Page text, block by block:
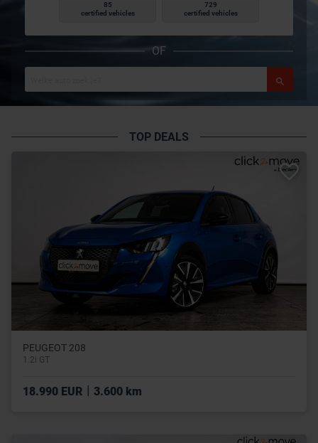
85
certified vehicles
729
certified vehicles
OF
TOP DEALS
PEUGEOT 208
1.2i GT
18.990 EUR 3.600 km